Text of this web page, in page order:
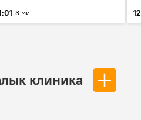
3 мин
клиника